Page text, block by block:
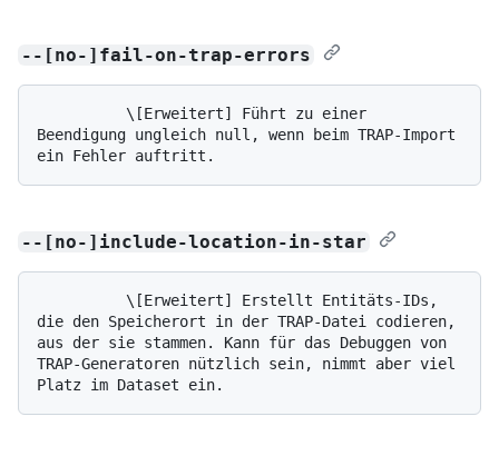
--[no-]fail-on-trap-errors
Beendigung ungleich null, wenn beim TRAP-Import
--[no-]include-location-in-star
die den Speicherort in der TRAP-Datei codieren,
aus der sie stammen. Kann für das Debuggen von
TRAP-Generatoren nützlich sein, nimmt aber viel